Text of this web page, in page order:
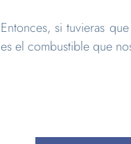
Entonces, si tuvieras
es el combustible que